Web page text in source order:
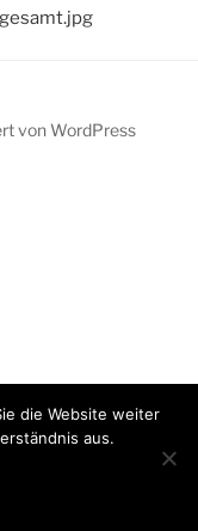
von WordPress
die Website weiter
aus.